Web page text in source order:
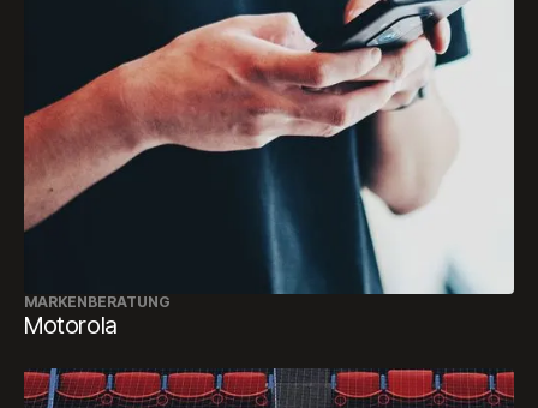
MARKENBERATUNG
Motorola